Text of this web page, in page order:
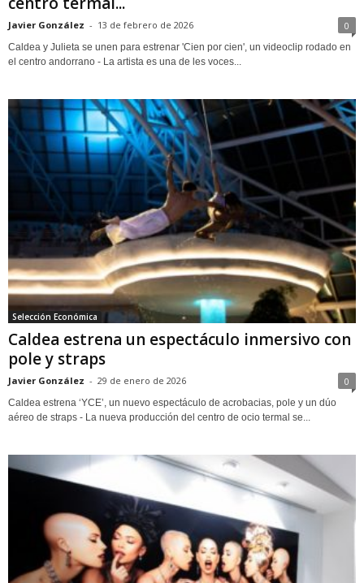
Javier González - 13 de febrero de 2026 0
Caldea y Julieta se unen para estrenar 'Cien por cien', un videoclip rodado en
el centro andorrano - La artista es una de les voces...
Selección Económica
Caldea estrena un espectáculo inmersivo con
pole y straps
Javier González - 29 de enero de 2026 0
Caldea estrena ‘YCE’, un nuevo espectáculo de acrobacias, pole y un dúo
aéreo de straps - La nueva producción del centro de ocio termal se...